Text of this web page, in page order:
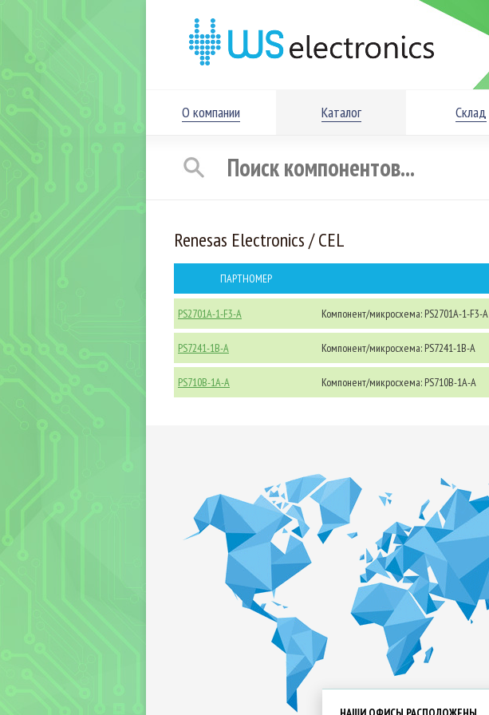
О компании Каталог Склад
Renesas Electronics / CEL
ПАРТНОМЕР
PS2701A-1-F3-A Компонент/микросхема: PS2701A-1-F3-A
PS7241-1B-A Компонент/микросхема: PS7241-1B-A
PS710B-1A-A Компонент/микросхема: PS710B-1A-A